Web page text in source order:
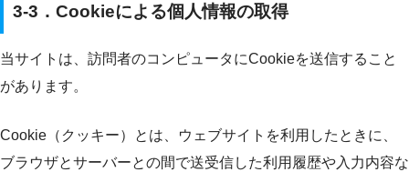
3-3．Cookieによる個人情報の取得
当サイトは、訪問者のコンピュータにCookieを送信すること
があります。
Cookie（クッキー）とは、ウェブサイトを利用したときに、
ブラウザとサーバーとの間で送受信した利用履歴や入力内容な